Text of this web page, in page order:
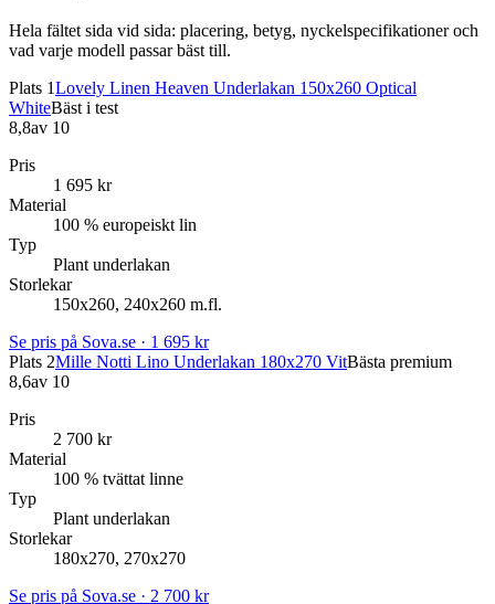
Hela fältet sida vid sida: placering, betyg, nyckelspecifikationer och
vad varje modell passar bäst till.
Plats 1Lovely Linen Heaven Underlakan 150x260 Optical
WhiteBäst i test
8,8av 10
Pris
1 695 kr
Material
100 % europeiskt lin
Typ
Plant underlakan
Storlekar
150x260, 240x260 m.fl.
Se pris på Sova.se · 1 695 kr
Plats 2Mille Notti Lino Underlakan 180x270 VitBästa premium
8,6av 10
Pris
2 700 kr
Material
100 % tvättat linne
Typ
Plant underlakan
Storlekar
180x270, 270x270
Se pris på Sova.se · 2 700 kr